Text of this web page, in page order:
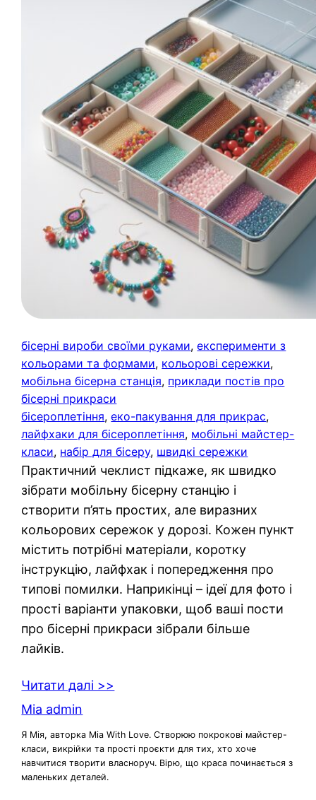
бісерні вироби своїми руками, експерименти з
кольорами та формами, кольорові сережки
мобільна бісерна станція, приклади постів про
бісерні прикраси
бісероплетіння, еко-пакування для прикрас
лайфхаки для бісероплетіння, мобільні майстер-
класи, набір для бісеру, швидкі сережки
Практичний чеклист підкаже, як швидко
зібрати мобільну бісерну станцію і
створити п’ять простих, але виразних
кольорових сережок у дорозі. Кожен пункт
містить потрібні матеріали, коротку
інструкцію, лайфхак і попередження про
типові помилки. Наприкінці – ідеї для фото і
прості варіанти упаковки, щоб ваші пости
про бісерні прикраси зібрали більше
лайків.
Читати далі >>
Mia admin
Я Мія, авторка Mia With Love. Створюю покрокові майстер-
класи, викрійки та прості проєкти для тих, хто хоче
навчитися творити власноруч. Вірю, що краса починається з
маленьких деталей.